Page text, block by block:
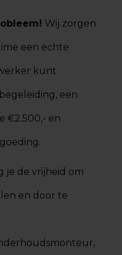
Wij zorgen
een echte
kunt
een
€2.500,- en
je de vrijheid om
en door te